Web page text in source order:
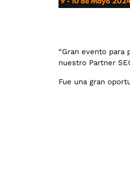
“Gran evento para
nuestro Partner
Fue una gran